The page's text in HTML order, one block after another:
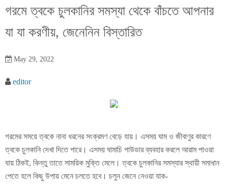
গরমে ত্বকে চুলকানির সমস্যা থেকে বাঁচতে আপনার
যা যা করণীয়, জেনেনিন বিস্তারিত
May 29, 2022
editor
গরমের সময়ে ত্বকে নানা ধরনের সংক্রমণ বেড়ে যায়। এসময় ঘাম ও জীবাণুর কারণে
ত্বকে চুলকানি দেখা দিতে পারে। এসময় ঘামাচি পাউডার ব্যবহার করলে আরাম পাওয়া
যায় ঠিকই, কিন্তু তাতে সাময়িক মুক্তি মেলে। ত্বকে চুলকানির সমস্যার স্থায়ী সমাধান
পেতে হলে কিছু উপায় মেনে চলতে হবে। চলুন জেনে নেওয়া যাক-